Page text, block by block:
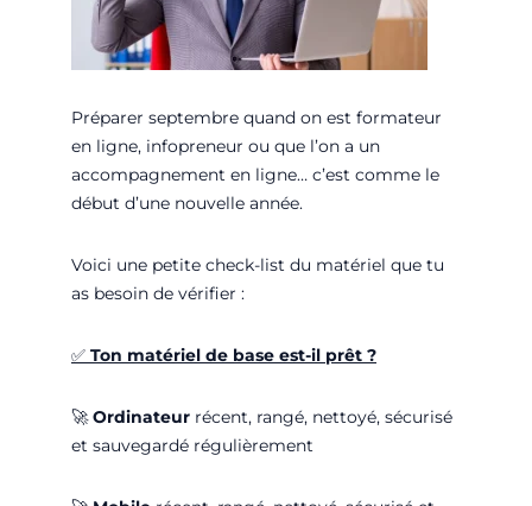
Préparer septembre quand on est formateur
en ligne, infopreneur ou que l’on a un
accompagnement en ligne… c’est comme le
début d’une nouvelle année.
Voici une petite check-list du matériel que tu
as besoin de vérifier :
✅ Ton matériel de base est-il prêt ?
🚀Ordinateur récent, rangé, nettoyé, sécurisé
et sauvegardé régulièrement